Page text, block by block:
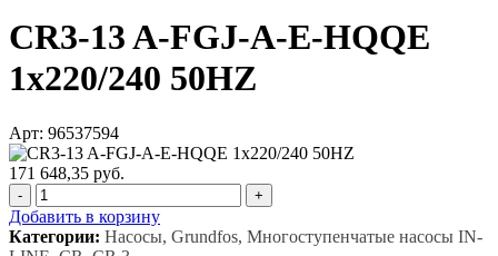
CR3-13 A-FGJ-A-E-HQQE
1x220/240 50HZ
Арт: 96537594
171 648,35 руб.
- +
Добавить в корзину
Категории: Насосы, Grundfos, Многоступенчатые насосы IN-